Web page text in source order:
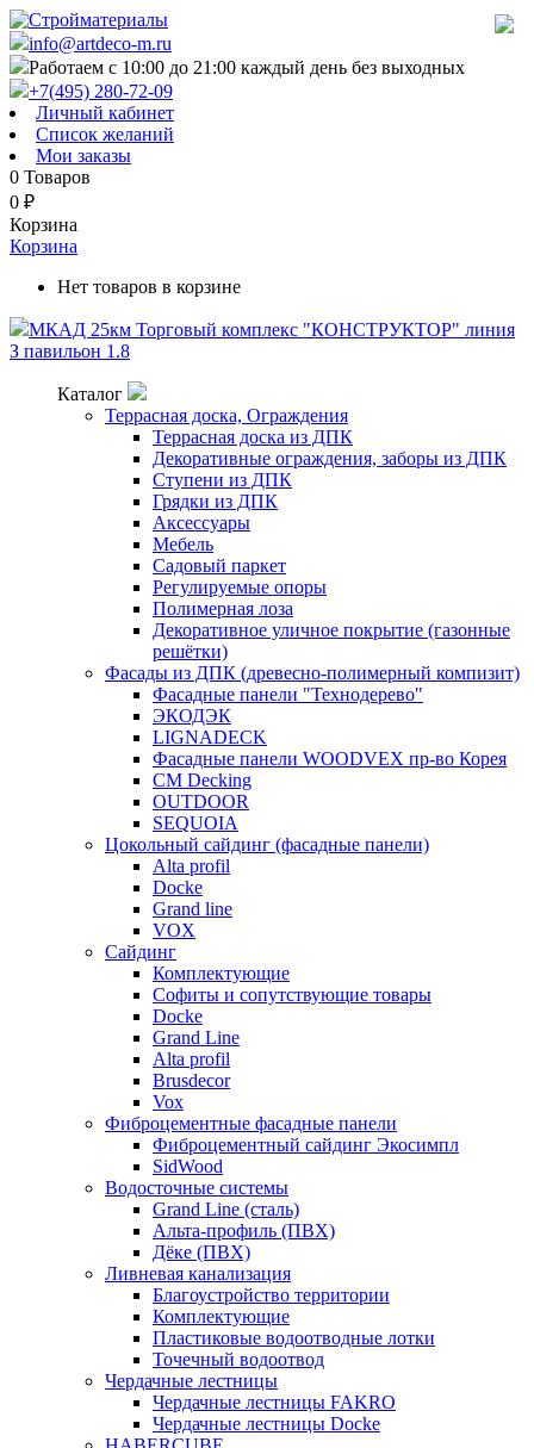
info@artdeco-m.ru
Работаем с 10:00 до 21:00 каждый день без выходных
+7(495) 280-72-09
Личный кабинет
Список желаний
Мои заказы
0 Товаров
0 ₽
Корзина
Корзина
Нет товаров в корзине
МКАД 25км Торговый комплекс "КОНСТРУКТОР" линия
З павильон 1.8
Каталог
Террасная доска, Ограждения
Террасная доска из ДПК
Декоративные ограждения, заборы из ДПК
Ступени из ДПК
Грядки из ДПК
Аксессуары
Мебель
Садовый паркет
Регулируемые опоры
Полимерная лоза
Декоративное уличное покрытие (газонные
решётки)
Фасады из ДПК (древесно-полимерный компизит)
Фасадные панели "Технодерево"
ЭКОДЭК
LIGNADECK
Фасадные панели WOODVEX пр-во Корея
CM Decking
OUTDOOR
SEQUOIA
Цокольный сайдинг (фасадные панели)
Alta profil
Docke
Grand line
VOX
Сайдинг
Комплектующие
Софиты и сопутствующие товары
Docke
Grand Line
Alta profil
Brusdecor
Vox
Фиброцементные фасадные панели
Фиброцементный сайдинг Экосимпл
SidWood
Водосточные системы
Grand Line (сталь)
Альта-профиль (ПВХ)
Дёке (ПВХ)
Ливневая канализация
Благоустройство территории
Комплектующие
Пластиковые водоотводные лотки
Точечный водоотвод
Чердачные лестницы
Чердачные лестницы FAKRO
Чердачные лестницы Docke